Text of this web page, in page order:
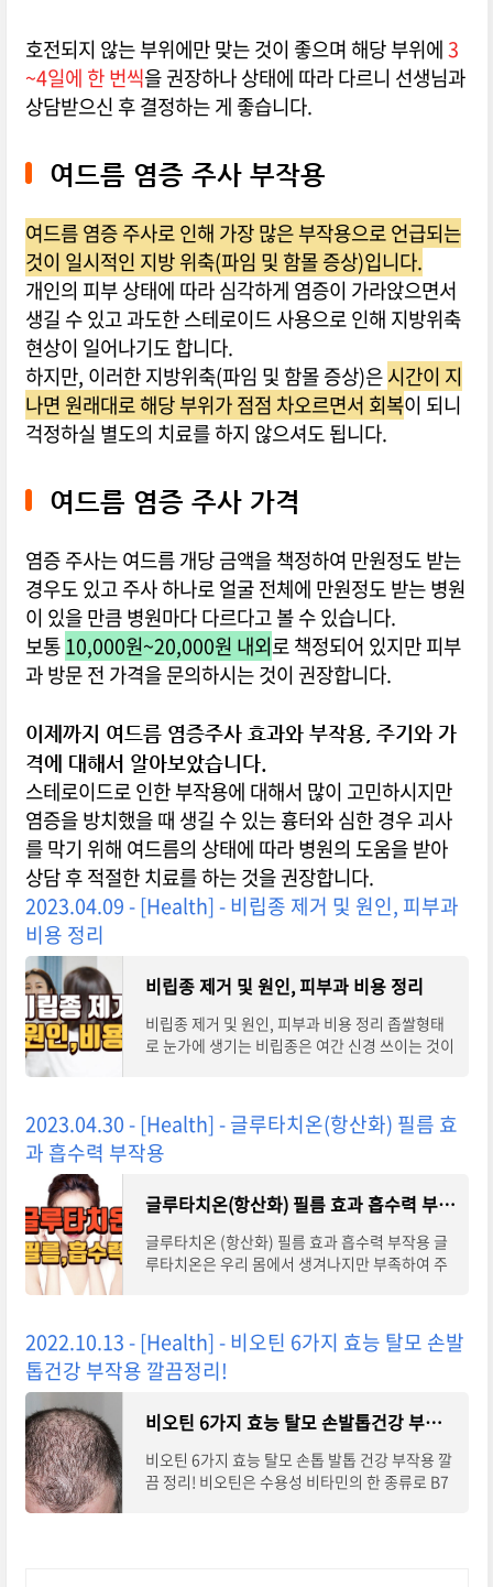
호전되지 않는 부위에만 맞는 것이 좋으며 해당 부위에3
~4일에 한 번씩을 권장하나 상태에 따라 다르니 선생님과
상담받으신 후 결정하는 게 좋습니다.
여드름 염증 주사 부작용
여드름 염증 주사로 인해 가장 많은 부작용으로 언급되는
것이 일시적인 지방 위축(파임 및 함몰 증상)입니다.
개인의 피부 상태에 따라 심각하게 염증이 가라앉으면서
생길 수 있고 과도한 스테로이드 사용으로 인해 지방위축
현상이 일어나기도 합니다.
하지만, 이러한 지방위축(파임 및 함몰 증상)은시간이 지
나면 원래대로 해당 부위가 점점 차오르면서 회복이 되니
걱정하실 별도의 치료를 하지 않으셔도 됩니다.
여드름 염증 주사 가격
염증 주사는 여드름 개당 금액을 책정하여 만원정도 받는
경우도 있고 주사 하나로 얼굴 전체에 만원정도 받는 병원
이 있을 만큼 병원마다 다르다고 볼 수 있습니다.
보통10,000원~20,000원 내외로 책정되어 있지만 피부
과 방문 전 가격을 문의하시는 것이 권장합니다.
이제까지 여드름 염증주사 효과와 부작용, 주기와 가
격에 대해서 알아보았습니다.
스테로이드로 인한 부작용에 대해서 많이 고민하시지만
염증을 방치했을 때 생길 수 있는 흉터와 심한 경우 괴사
를 막기 위해 여드름의 상태에 따라 병원의 도움을 받아
상담 후 적절한 치료를 하는 것을 권장합니다.
2023.04.09 - [Health] - 비립종 제거 및 원인, 피부과
비용 정리
비립종 제거 및 원인, 피부과 비용 정리
비립종 제거 및 원인, 피부과 비용 정리 좁쌀형태
로 눈가에 생기는 비립종은 여간 신경 쓰이는 것이
2023.04.30 - [Health] - 글루타치온(항산화) 필름 효
과 흡수력 부작용
글루타치온(항산화) 필름 효과 흡수력 부작용
글루타치온 (항산화) 필름 효과 흡수력 부작용 글
루타치온은 우리 몸에서 생겨나지만 부족하여 주
2022.10.13 - [Health] - 비오틴 6가지 효능 탈모 손발
톱건강 부작용 깔끔정리!
비오틴 6가지 효능 탈모 손발톱건강 부작용 깔끔정리!
비오틴 6가지 효능 탈모 손톱 발톱 건강 부작용 깔
끔 정리! 비오틴은 수용성 비타민의 한 종류로 B7